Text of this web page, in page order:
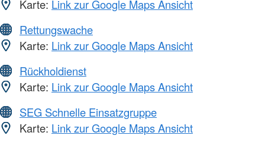
Karte: Link zur Google Maps Ansicht
Rettungswache
Karte: Link zur Google Maps Ansicht
Rückholdienst
Karte: Link zur Google Maps Ansicht
SEG Schnelle Einsatzgruppe
Karte: Link zur Google Maps Ansicht